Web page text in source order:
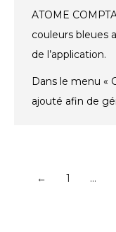
ATOME
couleurs bleues
de l’application.
Dans le menu «
ajouté afin de
← 1 …